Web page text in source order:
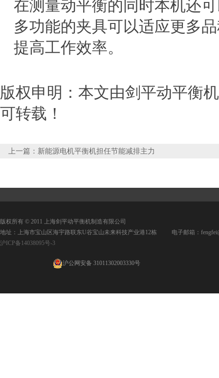
在测量动平衡的同时本机还
多功能的夹具可以适应更多
提高工作效率。
版权申明：本文由剑平动平衡
可转载！
上一篇： 新能源电机平衡机担任节能减排主力
版权所有 © 2011 上海剑平动平衡机制造有限公司
地址：上海市宝山区海宇路联东U谷宝山未来科技产业港12栋 电子邮箱：
沪ICP备14038095号-3
沪公网安备 31011302003330号